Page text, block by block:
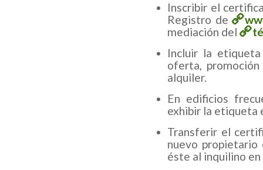
Inscribir el
Registro de
mediación del
Incluir la
oferta,
alquiler.
En edificios
exhibir la etiqueta
Transferir el
nuevo propietario
éste al inquilino